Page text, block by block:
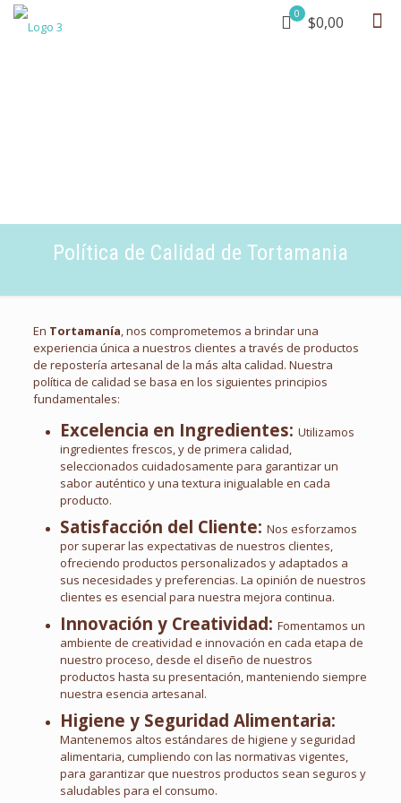
0 $0,00
Política de Calidad de Tortamania
En Tortamanía, nos comprometemos a brindar una
experiencia única a nuestros clientes a través de productos
de repostería artesanal de la más alta calidad. Nuestra
política de calidad se basa en los siguientes principios
fundamentales:
Excelencia en Ingredientes: Utilizamos
ingredientes frescos, y de primera calidad,
seleccionados cuidadosamente para garantizar un
sabor auténtico y una textura inigualable en cada
producto.
Satisfacción del Cliente: Nos esforzamos
por superar las expectativas de nuestros clientes,
ofreciendo productos personalizados y adaptados a
sus necesidades y preferencias. La opinión de nuestros
clientes es esencial para nuestra mejora continua.
Innovación y Creatividad: Fomentamos un
ambiente de creatividad e innovación en cada etapa de
nuestro proceso, desde el diseño de nuestros
productos hasta su presentación, manteniendo siempre
nuestra esencia artesanal.
Higiene y Seguridad Alimentaria:
Mantenemos altos estándares de higiene y seguridad
alimentaria, cumpliendo con las normativas vigentes,
para garantizar que nuestros productos sean seguros y
saludables para el consumo.